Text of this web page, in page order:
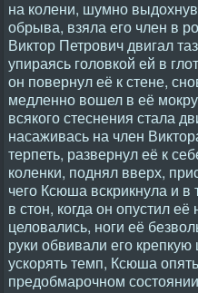
на колени, шумно
обрыва, взяла его член в
Виктор Петрович двигал
упираясь головкой ей в
он повернул её к стене,
медленно вошел в её
всякого стеснения стала
насаживась на член
терпеть, развернул её к
коленки, поднял вверх,
чего Ксюша вскрикнула и в
в стон, когда он опустил
целовались, ноги её
руки обвивали его
ускорять темп, Ксюша
предобмарочном